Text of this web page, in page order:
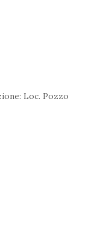
Loc. Pozzo